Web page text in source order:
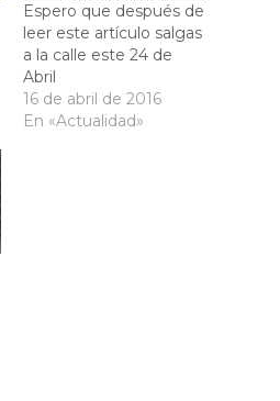
Espero que después de
leer este artículo salgas
a la calle este 24 de
Abril
16 de abril de 2016
En «Actualidad»